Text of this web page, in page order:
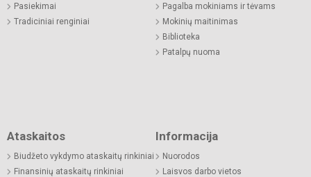
Pasiekimai
Tradiciniai renginiai
Pagalba mokiniams ir tėvams
Mokinių maitinimas
Biblioteka
Patalpų nuoma
Ataskaitos
Biudžeto vykdymo ataskaitų rinkiniai
Finansinių ataskaitų rinkiniai
Informacija
Nuorodos
Laisvos darbo vietos